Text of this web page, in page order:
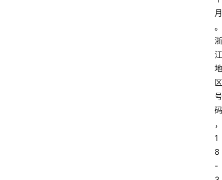
月
。
浙
江
地
区
号
码
，
1
8
-